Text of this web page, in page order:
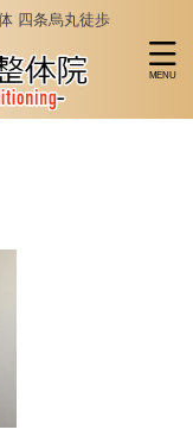
四条烏丸徒歩